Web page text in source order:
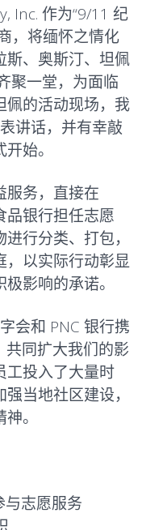
Inc. 作为“9/11 纪
，将缅怀之情化
斯、奥斯汀、坦佩
聚一堂，为面临
佩的活动现场，我
讲话，并有幸敲
始。
服务，直接在
品银行担任志愿
行分类、打包，
，以实际行动彰显
影响的承诺。
会和 PNC 银行携
共同扩大我们的影
工投入了大量时
当地社区建设，
。
志愿服务